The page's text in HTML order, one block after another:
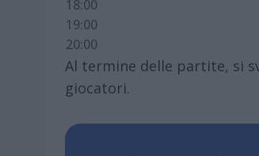
18:00
19:00
20:00
Al termine delle partite, si
giocatori.